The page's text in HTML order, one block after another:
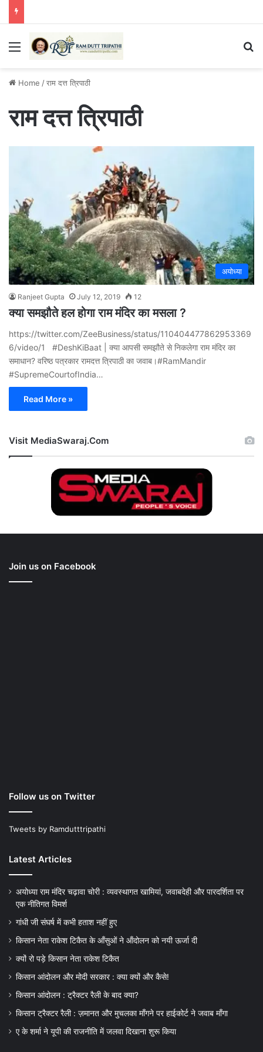
Menu
Home /राम दत्त त्रिपाठी
राम दत्त त्रिपाठी
अयोध्या
Ranjeet Gupta July 12, 2019 12
क्या समझौते हल होगा राम मंदिर का मसला ?
https://twitter.com/ZeeBusiness/status/110404477862953369
6/video/1 #DeshKiBaat | क्या आपसी समझौते से निकलेगा राम मंदिर का
समाधान? वरिष्ठ पत्रकार रामदत्त त्रिपाठी का जवाब।#RamMandir
#SupremeCourtofIndia…
Read More »
Visit MediaSwaraj.Com
Join us on Facebook
Follow us on Twitter
Tweets by Ramdutttripathi
Latest Articles
अयोध्या राम मंदिर चढ़ावा चोरी : व्यवस्थागत खामियां, जवाबदेही और पारदर्शिता पर
एक नीतिगत विमर्श
गांधी जी संघर्ष में कभी हताश नहीं हुए
किसान नेता राकेश टिकैत के आँसुओं ने ऑंदोलन को नयी ऊर्जा दी
क्यों रो पड़े किसान नेता राकेश टिकैत
किसान आंदोलन और मोदी सरकार : क्या क्यों और कैसे!
किसान आंदोलन : ट्रैक्टर रैली के बाद क्या?
किसान ट्रैक्टर रैली : ज़मानत और मुचलका माँगने पर हाईकोर्ट ने जवाब माँगा
ए के शर्मा ने यूपी की राजनीति में जलवा दिखाना शुरू किया